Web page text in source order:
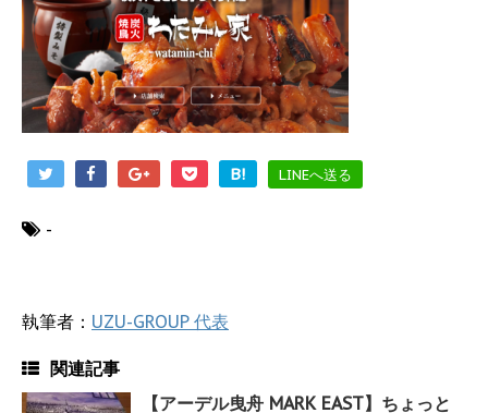
B! LINEへ送る
-
執筆者： UZU-GROUP 代表
関連記事
【アーデル曳舟 MARK EAST】ちょっと